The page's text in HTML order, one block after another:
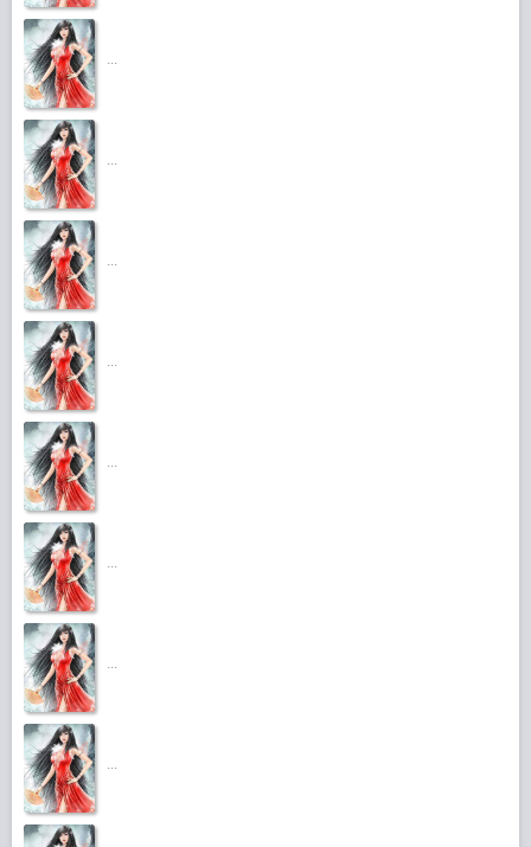
...
...
...
...
...
...
...
...